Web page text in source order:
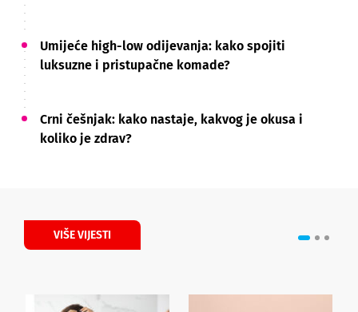
Umijeće high-low odijevanja: kako spojiti
luksuzne i pristupačne komade?
Crni češnjak: kako nastaje, kakvog je okusa i
koliko je zdrav?
VIŠE VIJESTI